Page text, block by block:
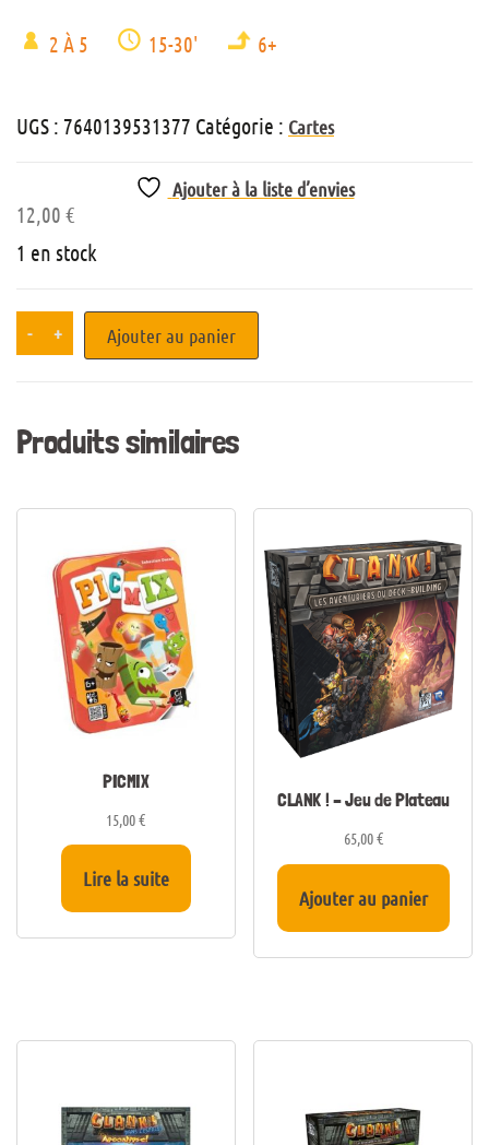
2 À 5 15-30' 6+
UGS : 7640139531377 Catégorie : Cartes
Ajouter à la liste d’envies
12,00 €
1 en stock
- + Ajouter au panier
Produits similaires
PICMIX
15,00€
Lire la suite
CLANK ! – Jeu de Plateau
65,00€
Ajouter au panier